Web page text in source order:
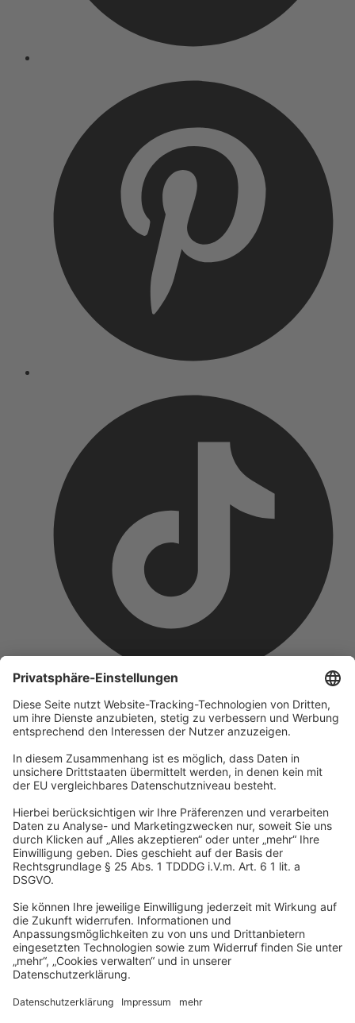
Unternehmen
Wir sind Teil der REWE Group und ihrer Touristiksparte
DERTOUR Group. Damit gehören wir zu einer der größten
touristischen Unternehmensgruppen in Europa.
© 2026A-ROSA Hotels
Presse
Datenschutz